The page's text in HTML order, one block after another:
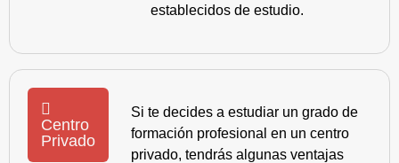
establecidos de estudio.
Centro
Privado
Si te decides a estudiar un grado de
formación profesional en un centro
privado, tendrás algunas ventajas